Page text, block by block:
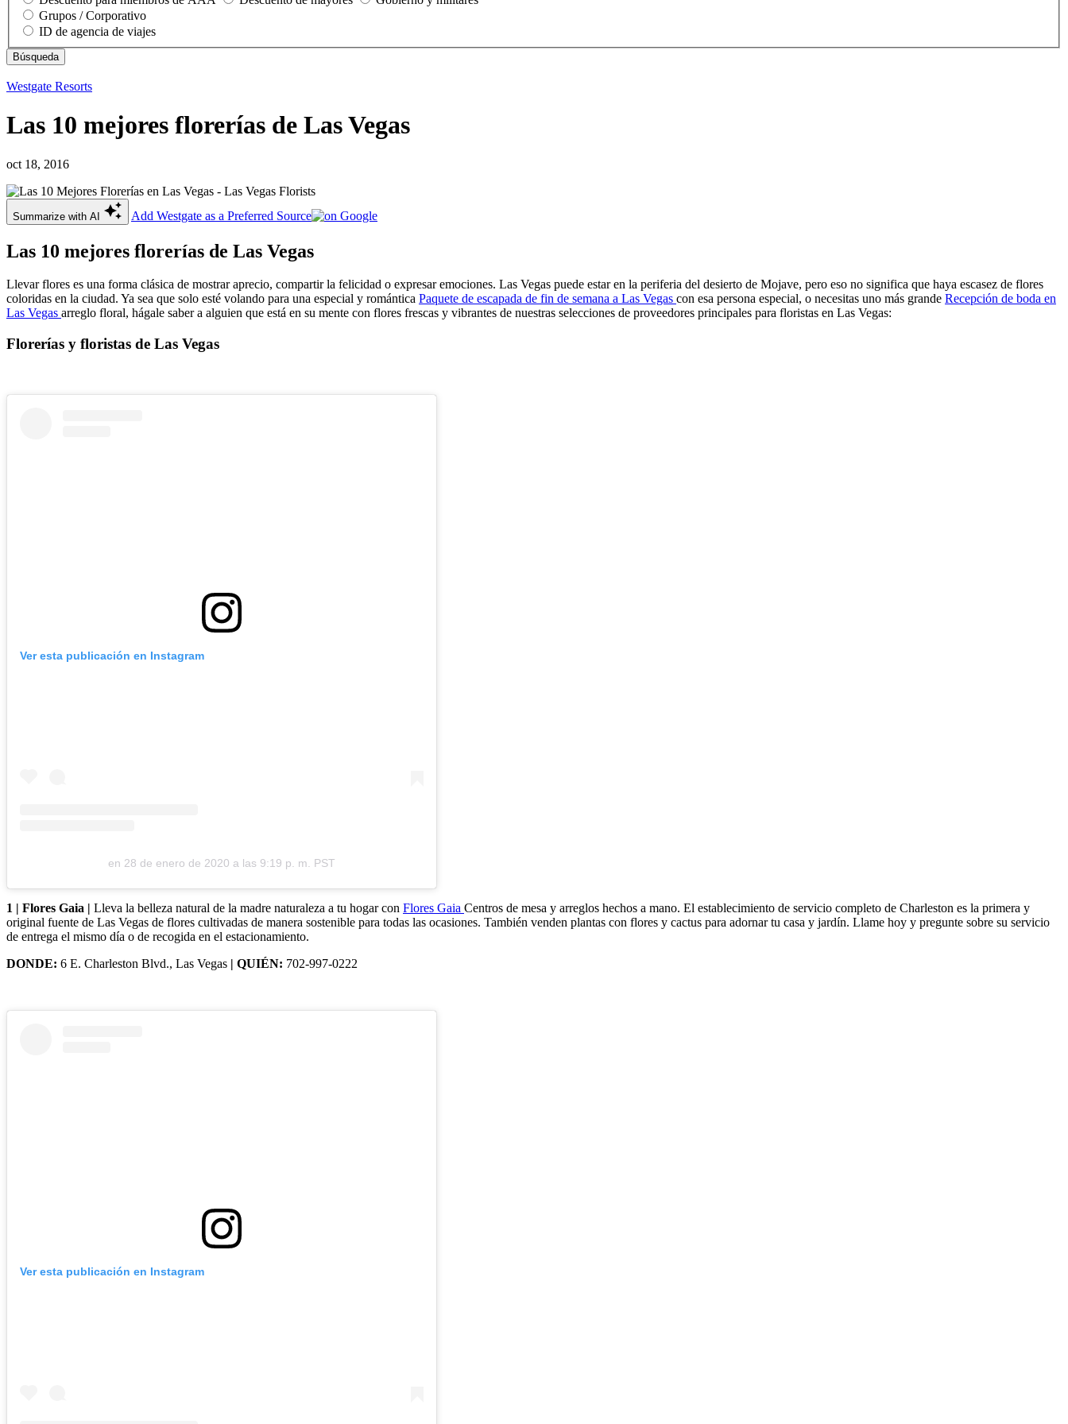
Grupos / Corporativo
ID de agencia de viajes
Westgate Resorts
Las 10 mejores florerías de Las Vegas
oct 18, 2016
Summarize with AI Add Westgate as a Preferred Source
Las 10 mejores florerías de Las Vegas
Llevar flores es una forma clásica de mostrar aprecio, compartir la felicidad o expresar emociones. Las Vegas puede estar en la periferia del desierto de Mojave, pero eso no significa que haya escasez de flores
coloridas en la ciudad. Ya sea que solo esté volando para una especial y romántica Paquete de escapada de fin de semana a Las Vegas con esa persona especial, o necesitas uno más grande Recepción de boda en
Las Vegas arreglo floral, hágale saber a alguien que está en su mente con flores frescas y vibrantes de nuestras selecciones de proveedores principales para floristas en Las Vegas:
Florerías y floristas de Las Vegas
Ver esta publicación en Instagram
en 28 de enero de 2020 a las 9:19 p. m. PST
1 | Flores Gaia | Lleva la belleza natural de la madre naturaleza a tu hogar con Flores Gaia Centros de mesa y arreglos hechos a mano. El establecimiento de servicio completo de Charleston es la primera y
original fuente de Las Vegas de flores cultivadas de manera sostenible para todas las ocasiones. También venden plantas con flores y cactus para adornar tu casa y jardín. Llame hoy y pregunte sobre su servicio
de entrega el mismo día o de recogida en el estacionamiento.
DONDE: 6 E. Charleston Blvd., Las Vegas | QUIÉN: 702-997-0222
Ver esta publicación en Instagram